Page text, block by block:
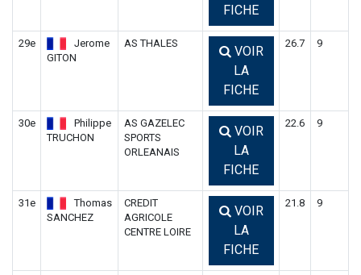
FICHE
29e
Jerome
GITON
AS THALES
VOIR
LA
FICHE
26.7 9
30e
Philippe
TRUCHON
AS GAZELEC
SPORTS
ORLEANAIS
VOIR
LA
FICHE
22.6 9
31e
Thomas
SANCHEZ
CREDIT
AGRICOLE
CENTRE LOIRE
VOIR
LA
FICHE
21.8 9